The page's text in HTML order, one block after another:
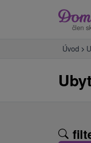
člen
Úvod